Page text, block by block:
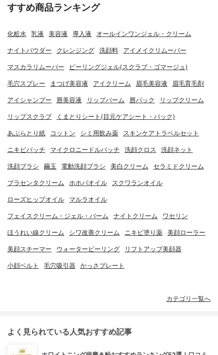
すすめ商品ランキング
化粧水 乳液 美容液 導入液 オールインワンジェル・クリーム
ナイトパウダー クレンジング 洗顔料 アイメイクリムーバー
マスカラリムーバー ピーリングジェル(スクラブ・ゴマージュ)
毛穴スプレー まつげ美容液 アイクリーム 眉毛美容液 眉毛育毛剤
アイシャンプー 唇美容液 リップバーム 唇パック リップクリーム
リップスクラブ くまとりシート(目元ケアシート・パック)
あぶらとり紙 コットン シミ用飲み薬 スキンケアトラベルセット
ニキビパッチ マイクロニードルパッチ 洗顔クロス 洗顔ネット
洗顔ブラシ 繭玉 電動洗顔ブラシ 美白クリーム セラミドクリーム
プラセンタクリーム ホホバオイル スクワランオイル
ローズヒップオイル マルラオイル
フェイスクリーム・ジェル・バーム ナイトクリーム ワセリン
ほうれい線クリーム シワ改善クリーム ニキビ塗り薬 美顔ローラー
美顔スチーマー ウォーターピーリング リフトアップ美顔器
小顔ベルト 毛穴吸引器 かっさプレート
カテゴリ一覧へ
よく見られている人気おすすめ記事